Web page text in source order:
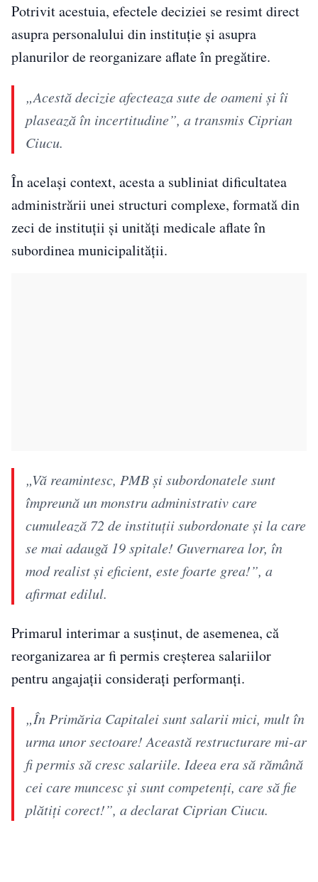
Potrivit acestuia, efectele deciziei se resimt direct
asupra personalului din instituție și asupra
planurilor de reorganizare aflate în pregătire.
„Acestă decizie afecteaza sute de oameni și îi
plasează în incertitudine”, a transmis Ciprian
Ciucu.
În același context, acesta a subliniat dificultatea
administrării unei structuri complexe, formată din
zeci de instituții și unități medicale aflate în
subordinea municipalității.
„Vă reamintesc, PMB și subordonatele sunt
împreună un monstru administrativ care
cumulează 72 de instituții subordonate și la care
se mai adaugă 19 spitale! Guvernarea lor, în
mod realist și eficient, este foarte grea!”, a
afirmat edilul.
Primarul interimar a susținut, de asemenea, că
reorganizarea ar fi permis creșterea salariilor
pentru angajații considerați performanți.
„În Primăria Capitalei sunt salarii mici, mult în
urma unor sectoare! Această restructurare mi-ar
fi permis să cresc salariile. Ideea era să rămână
cei care muncesc și sunt competenți, care să fie
plătiți corect!”, a declarat Ciprian Ciucu.